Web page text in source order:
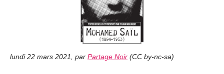
lundi 22 mars 2021, par Partage Noir (CC by-nc-sa)